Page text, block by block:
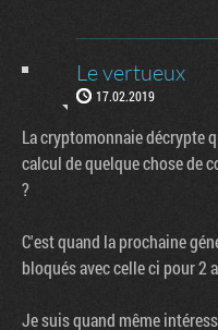
Le vertueux
17.02.2019
La cryptomonnaie décrypte
calcul de quelque chose de
?
C'est quand la prochaine
bloqués avec celle ci pour 2
Je suis quand même